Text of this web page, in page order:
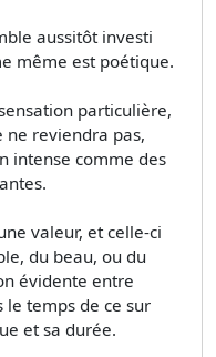
aussitôt investi
même est poétique.
particulière,
ne reviendra pas,
intense comme des
valeur, et celle-ci
du beau, ou du
évidente entre
le temps de ce sur
et sa durée.